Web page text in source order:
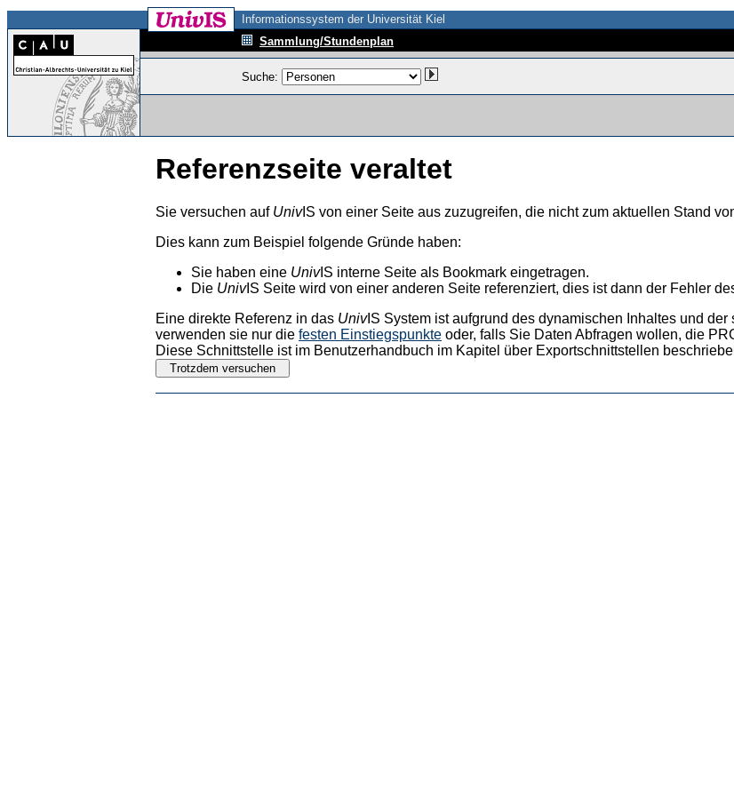
Informationssystem der Universität Kiel
Sammlung/Stundenplan
Suche:
Referenzseite veraltet
Sie versuchen auf UnivIS von einer Seite aus zuzugreifen, die nicht zum aktuellen Stand
Dies kann zum Beispiel folgende Gründe haben:
Sie haben eine UnivIS interne Seite als Bookmark eingetragen.
Die UnivIS Seite wird von einer anderen Seite referenziert, dies ist dann der Fehler
Eine direkte Referenz in das UnivIS System ist aufgrund des dynamischen Inhaltes und
verwenden sie nur die festen Einstiegspunkte oder, falls Sie Daten Abfragen wollen, die
Diese Schnittstelle ist im Benutzerhandbuch im Kapitel über Exportschnittstellen